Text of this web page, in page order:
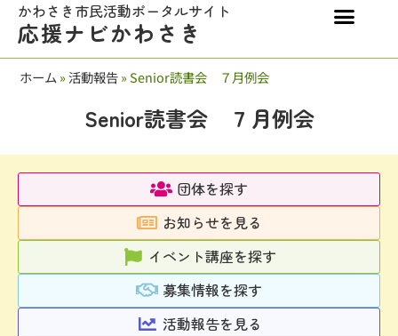
かわさき市民活動ポータルサイト
応援ナビかわさき
ホーム »活動報告»Senior読書会 ７月例会
Senior読書会 ７月例会
団体を探す
お知らせを見る
イベント講座を探す
募集情報を探す
活動報告を見る